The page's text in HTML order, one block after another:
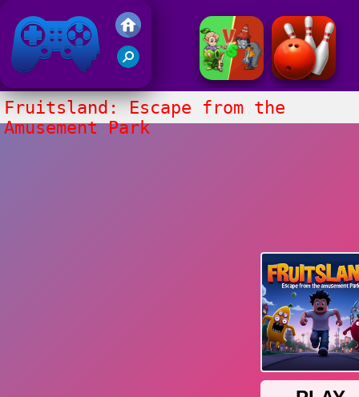
Juegos Friv 2017
Fruitsland: Escape from the
Amusement Park